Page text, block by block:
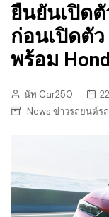
ยืนยันเปิด
ก่อนเปิดตัว
พร้อม
นัท Car250
News ข่าวรถยนต์ร